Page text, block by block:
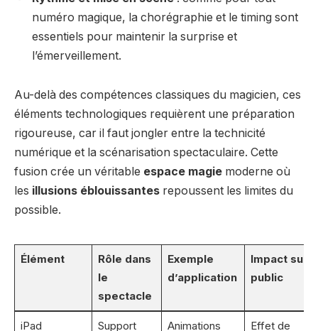
numéro magique, la chorégraphie et le timing sont
essentiels pour maintenir la surprise et
l’émerveillement.
Au-delà des compétences classiques du magicien, ces
éléments technologiques requièrent une préparation
rigoureuse, car il faut jongler entre la technicité
numérique et la scénarisation spectaculaire. Cette
fusion crée un véritable espace magie moderne où
les illusions éblouissantes repoussent les limites du
possible.
Élément
Rôle dans
le
spectacle
Exemple
d’application
Impact sur
public
iPad Support Animations Effet de